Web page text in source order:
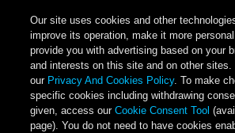
Our site uses cookies and other
improve its operation, make it more
provide you with advertising based on your
and interests on this site and on other sites.
our Privacy And Cookies Policy. To make
specific cookies including withdrawing
given, access ourCookie Consent Tool
page). You do not need to have cookies